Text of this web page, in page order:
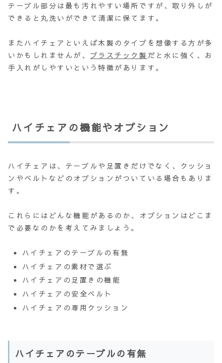
テーブル部分は最も汚れやすい場所ですが、取り外しが
できると丸洗いができて清潔に保てます。
またハイチェアといえば木製のタイプを想像する方が多
いかもしれませんが、 プラスチック製 だと水に強く、お
手入れがしやすいという特徴があります。
ハイチェアの機能やオプション
ハイチェアは、テーブルや足置きだけでなく、クッショ
ンやベルトなどのオプションがついている場合もありま
す。
これらにはどんな機能があるのか、オプションはどこま
で必要なのかを考えてみましょう。
ハイチェアのテーブルの有無
ハイチェアの素材で選ぶ
ハイチェアの足置きの機能
ハイチェアの安全ベルト
ハイチェアの専用クッション
ハイチェアのテーブルの有無